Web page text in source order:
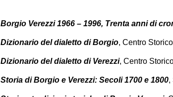
Borgio Verezzi 1966 – 1996, Trenta anni di
Dizionario del dialetto di Borgio, Centro
Dizionario del dialetto di Verezzi, Centro
Storia di Borgio e Verezzi: Secoli 1700 e 1800,